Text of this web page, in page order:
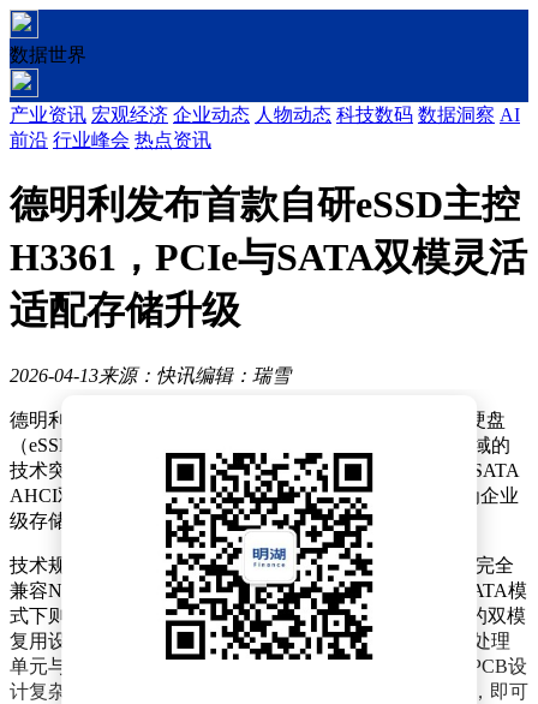
数据世界
产业资讯 宏观经济 企业动态 人物动态 科技数码 数据洞察 AI
前沿 行业峰会 热点资讯
德明利发布首款自研eSSD主控
H3361，PCIe与SATA双模灵活
适配存储升级
2026-04-13来源：快讯编辑：瑞雪
德明利TWSC近日正式发布了其自主研发的企业级固态硬盘
（eSSD）主控芯片H3361，标志着该公司在存储控制领域的
技术突破。这款芯片最大的亮点在于支持PCIe NVMe与SATA
AHCI双模式运行，能够根据不同应用场景灵活切换，为企业
级存储设备的升级提供了更平滑的解决方案。
技术规格方面，H3361在PCIe模式下采用Gen3 ×2通道，完全
兼容NVMe 1.3协议标准，理论带宽可达16Gbps；而在SATA模
式下则支持3.0规范，最大传输速率为6Gbps。通过创新的双模
复用设计，该芯片实现了PHY接口层的资源整合，中间处理
单元与后端NAND控制器可共享硬件资源，大幅降低了PCB设
计复杂度。开发者仅需通过板级跳线设置配合固件更新，即可